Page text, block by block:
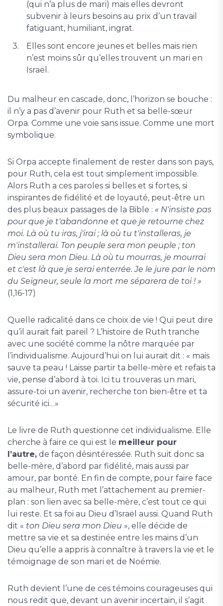
(qui n’a plus de mari) mais elles devront
subvenir à leurs besoins au prix d’un travail
fatiguant, humiliant, ingrat.
Elles sont encore jeunes et belles mais rien
n’est moins sûr qu’elles trouvent un mari en
Israël.
Du malheur en cascade, donc, l’horizon se bouche :
il n’y a pas d’avenir pour Ruth et sa belle-sœur
Orpa. Comme une voie sans issue. Comme une mort
symbolique.
Si Orpa accepte finalement de rester dans son pays,
pour Ruth, cela est tout simplement impossible.
Alors Ruth a ces paroles si belles et si fortes, si
inspirantes de fidélité et de loyauté, peut-être un
des plus beaux passages de la Bible : « N'insiste pas
pour que je t'abandonne et que je retourne chez
moi. Là où tu iras, j'irai ; là où tu t'installeras, je
m'installerai. Ton peuple sera mon peuple ; ton
Dieu sera mon Dieu. Là où tu mourras, je mourrai
et c'est là que je serai enterrée. Je le jure par le nom
du Seigneur, seule la mort me séparera de toi ! »
(1,16-17)
Quelle radicalité dans ce choix de vie ! Qui peut dire
qu’il aurait fait pareil ? L’histoire de Ruth tranche
avec une société comme la nôtre marquée par
l’individualisme. Aujourd’hui on lui aurait dit : « mais
sauve ta peau ! Laisse partir ta belle-mère et refais ta
vie, pense d’abord à toi. Ici tu trouveras un mari,
assure-toi un avenir, recherche ton bien-être et ta
sécurité ici…»
Le livre de Ruth questionne cet individualisme. Elle
cherche à faire ce qui est le meilleur pour
l’autre, de façon désintéressée. Ruth suit donc sa
belle-mère, d’abord par fidélité, mais aussi par
amour, par bonté. En fin de compte, pour faire face
au malheur, Ruth met l’attachement au premier-
plan : son lien avec sa belle-mère, c’est tout ce qui
lui reste. Et sa foi au Dieu d’Israël aussi. Quand Ruth
dit « ton Dieu sera mon Dieu », elle décide de
mettre sa vie et sa destinée entre les mains d’un
Dieu qu’elle a appris à connaître à travers la vie et le
témoignage de son mari et de Noémie.
Ruth devient l’une de ces témoins courageuses qui
nous redit que, devant un avenir incertain, il s’agit